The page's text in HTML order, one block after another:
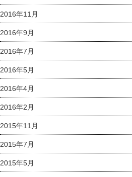
2016年11月
2016年9月
2016年7月
2016年5月
2016年4月
2016年2月
2015年11月
2015年7月
2015年5月